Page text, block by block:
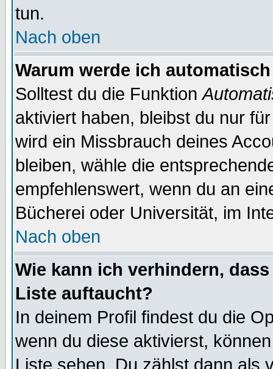
tun.
Nach oben
Warum werde ich
Solltest du die Funktion
aktiviert haben, bleibst du nur
wird ein Missbrauch deines
bleiben, wähle die
empfehlenswert, wenn du an
Bücherei oder Universität, im
Nach oben
Wie kann ich verhindern,
Liste auftaucht?
In deinem Profil findest du die
wenn du diese aktivierst,
Liste sehen. Du zählst dann als